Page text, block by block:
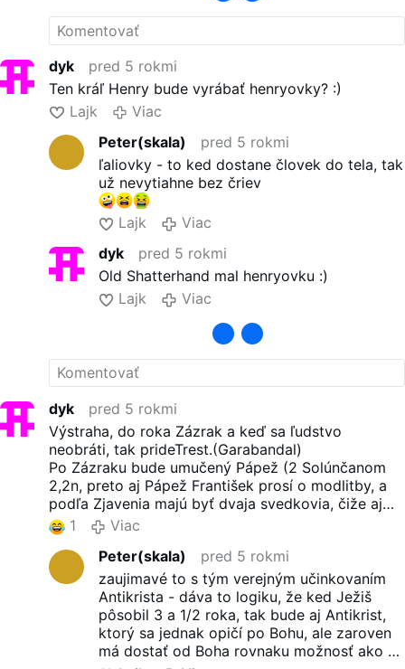
dyk
pred 5 rokmi
Ten kráľ Henry bude vyrábať henryovky? :)
Lajk
Viac
Peter(skala)
pred 5 rokmi
ľaliovky - to ked dostane človek do tela, tak
už nevytiahne bez čriev
Lajk
Viac
dyk
pred 5 rokmi
Old Shatterhand mal henryovku :)
Lajk
Viac
dyk
pred 5 rokmi
Výstraha, do roka Zázrak a keď sa ľudstvo
neobráti, tak prideTrest.(Garabandal)
Po Zázraku bude umučený Pápež (2 Solúnčanom
2,2n, preto aj Pápež František prosí o modlitby, a
podľa Zjavenia majú byť dvaja svedkovia, čiže aj
Benedikt XVI.? ) a nastolený falošný pápež, ktorý
odstráni Večnú Obetu (Daniel 12,11n) a hneď na to
vystúpi antikrist.
Prvý polrok bude ako med a potom sa prejaví ako
diabol. Ježiš zakázal apoštolom zvolávať oheň z
neba, ale on to bude robiť (2 Solúnčanom 2,2n) a
bude plný falošných zázrakov.
Vláda antikrista bude ukončená po 1 290 dňoch
1
Viac
Peter(skala)
pred 5 rokmi
zaujimavé to s tým verejným učinkovaním
Antikrista - dáva to logiku, že ked Ježiš
pôsobil 3 a 1/2 roka, tak bude aj Antikrist,
ktorý sa jednak opičí po Bohu, ale zaroven
má dostať od Boha rovnaku možnosť ako už